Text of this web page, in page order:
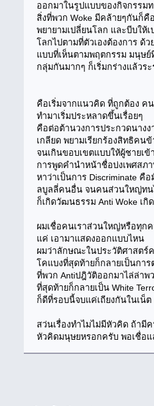
ออกมาในรูปแบบของกิจกรรม
สิ่งที่พวก Woke มีคล้ายๆกันก็คื
พยายามเปลี่ยนโลก และบีบให้เ
โลกไปตามที่ตัวเองต้องการ ด้
แบบที่เห็นตามพฤตกรรม มนุษย์
กลุ่มกันมากๆ ก็เริ่มกร่างแล้วร
คือเริ่มจากแนวคิด ที่ถูกต้อง ค
ทำมาเริ่มประหลาดขึ้นเรื่อยๆ
คือต่อต้านวงการประกวดนาง
เกลียด พยามเรียกร้องสิทธิคนข้
จนเกินขอบเขตแบบให้ผู้ชายเ
การพูดคำนำหน้าชื่อบ่งเพศสภ
หาว่าเป็นการ Discriminate คื
ลบูลลี่คนอื่น จนคนส่วนใหญ่ทน
ก็เกิดวัฒนธรรม Anti Woke เกิ
ผมเชื่อคนเราส่วนใหญ่หรือทุก
แค่ เอามาแสดงออกแบบไหน
ผมว่าลักษณะในประวัติศาสตร์
โคแบงที่สุดท้ายก็กลายเป็นกา
ที่พวก Antiปฎิวัติออกมาไล่ล่า
ที่สุดท้ายก็กลายเป็น White
ก็ดีที่รอบนี้จบแค่เถียงกันในเน็ต
สว่นเรื่องทำไมไม่มีหัวคิด ถ้ามี
หัวคิดมนุษยหรอกครับ พอเชื่อ